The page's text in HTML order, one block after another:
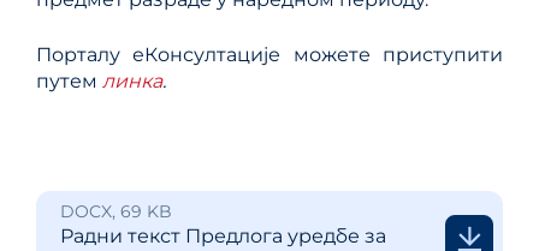
Порталу еКонсултације можете приступити
путем линка.
DOCX, 69 KB
Радни текст Предлога уредбе за